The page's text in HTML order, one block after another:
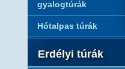
gyalogtúrák
Hótalpas túrák
Erdélyi túrák